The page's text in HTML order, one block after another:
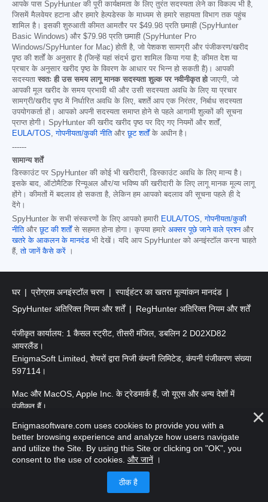
आपके पास SpyHunter की पूरी कार्यक्षमता के लिए तुरंत सदस्यता लेने का विकल्प भी है,
जिसमें मैलवेयर हटाना और हमारे हेल्पडेस्क के माध्यम से हमारे सहायता विभाग तक पहुंच
शामिल है। इसकी शुरुआती कीमत आमतौर पर $49.98 प्रति छमाही (SpyHunter
Basic Windows) और $79.98 प्रति छमाही (SpyHunter Pro
Windows/SpyHunter for Mac) होती है, जो पेशकश सामग्री और पंजीकरण/खरीद
पृष्ठ की शर्तों के अनुसार है (जिन्हें यहां संदर्भ द्वारा शामिल किया गया है; कीमत देश या
प्रचार के अनुसार खरीद पृष्ठ के विवरण के आधार पर भिन्न हो सकती है)। आपकी
सदस्यता स्वतः ही उस समय लागू मानक सदस्यता शुल्क पर नवीनीकृत होजाएगी, जो
आपकी मूल खरीद के समय प्रभावी थी और उसी सदस्यता अवधि के लिए या प्रचार
सामग्री/खरीद पृष्ठ में निर्धारित अवधि के लिए, बशर्ते आप एक निरंतर, निर्बाध सदस्यता
उपयोगकर्ता हों। आपको अपनी सदस्यता समाप्त होने से पहले आगामी शुल्कों की सूचना
प्राप्त होगी। SpyHunter की खरीद खरीद पृष्ठ पर दिए गए नियमों और शर्तों,
EULA/TOS,गोपनीयता/कुकी नीतिऔरछूट शर्तोंके अधीन है।
------
सामान्य शर्तें
डिस्काउंट पर SpyHunter की कोई भी खरीदारी, डिस्काउंट अवधि के लिए मान्य है।
इसके बाद, ऑटोमैटिक रिन्यूअल और/या भविष्य की खरीदारी के लिए लागू मानक मूल्य लागू
होंगे। कीमतों में बदलाव हो सकता है, लेकिन हम आपको बदलाव की सूचना पहले ही दे
देंगे।
SpyHunter के सभी संस्करणों के लिए आपको हमारी EULA/TOS,गोपनीयता/कुकी
नीतिऔरछूट की शर्तोंसे सहमत होना होगा। कृपया हमारे अक्सर पूछे जाने वाले प्रश्नऔर
खतरे के आकलन के मानदंड भी देखें। यदि आप SpyHunter को अनइंस्टॉल करना चाहते
हैं,तो जानें कैसे करें ।
घर प्रोग्राम अनइंस्टॉल चरण
स्पाईहंटर का खतरा मूल्यांकन मानदंड
SpyHunter अतिरिक्त नियम और शर्तें
RegHunter अतिरिक्त नियम और शर्तें
पंजीकृत कार्यालय: 1 कैसल स्ट्रीट, तीसरी मंजिल, डबलिन 2 D02XD82
आयरलैंड।
EnigmaSoft Limited, शेयरों द्वारा निजी कंपनी लिमिटेड, कंपनी पंजीकरण संख्या
597114।
Mac और MacOS, Apple Inc. के ट्रेडमार्क हैं, जो यूएस और अन्य देशों में
पंजीकृत हैं।
कॉपीराइट 2016-2026। EnigmaSoft Ltd. सर्वाधिकार सुरक्षित।
Enigmasoftware.com uses cookies to provide you with a
better browsing experience and analyze how users navigate
and utilize the Site. By using this Site or clicking on "OK", you
consent to the use of cookies. और जानें ।